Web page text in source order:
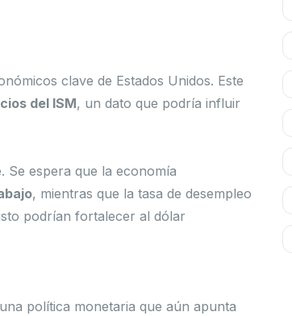
clave de Estados Unidos. Este
del ISM, un dato que podría influir
Se espera que la economía
, mientras que la tasa de desempleo
podrían fortalecer al dólar
política monetaria que aún apunta